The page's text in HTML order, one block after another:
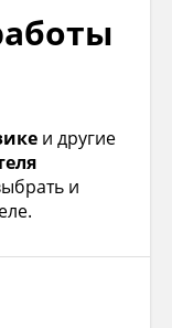
и другие
и